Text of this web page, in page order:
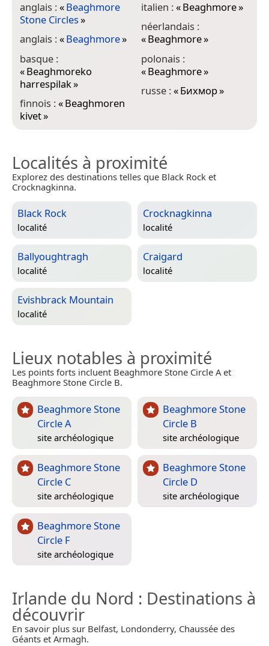
anglais :«Beaghmore
Stone Circles»
anglais :«Beaghmore»
basque :
«Beaghmoreko
harrespilak»
finnois :«Beaghmoren
kivet»
italien :«Beaghmore»
néerlandais :
«Beaghmore»
polonais :
«Beaghmore»
russe :«Бихмор»
Localités à proximité
Explorez des destinations telles que Black Rock et
Crocknagkinna.
Black Rock
localité
Crocknagkinna
localité
Ballyoughtragh
localité
Craigard
localité
Evishbrack Mountain
localité
Lieux notables à proximité
Les points forts incluent Beaghmore Stone Circle A et
Beaghmore Stone Circle B.
Beaghmore Stone
Circle A
site archéologique
Beaghmore Stone
Circle B
site archéologique
Beaghmore Stone
Circle C
site archéologique
Beaghmore Stone
Circle D
site archéologique
Beaghmore Stone
Circle F
site archéologique
Irlande du Nord : Destinations à
découvrir
En savoir plus sur Belfast, Londonderry, Chaussée des
Géants et Armagh.